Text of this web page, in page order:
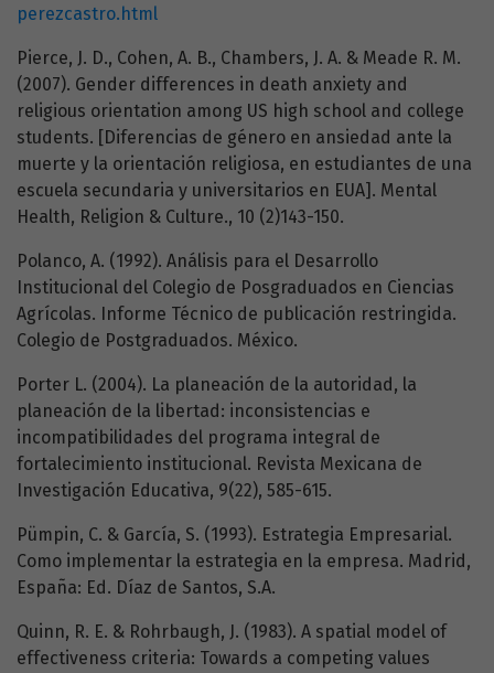
perezcastro.html
Pierce, J. D., Cohen, A. B., Chambers, J. A. & Meade R. M.
(2007). Gender differences in death anxiety and
religious orientation among US high school and college
students. [Diferencias de género en ansiedad ante la
muerte y la orientación religiosa, en estudiantes de una
escuela secundaria y universitarios en EUA]. Mental
Health, Religion & Culture., 10 (2)143-150.
Polanco, A. (1992). Análisis para el Desarrollo
Institucional del Colegio de Posgraduados en Ciencias
Agrícolas. Informe Técnico de publicación restringida.
Colegio de Postgraduados. México.
Porter L. (2004). La planeación de la autoridad, la
planeación de la libertad: inconsistencias e
incompatibilidades del programa integral de
fortalecimiento institucional. Revista Mexicana de
Investigación Educativa, 9(22), 585-615.
Pümpin, C. & García, S. (1993). Estrategia Empresarial.
Como implementar la estrategia en la empresa. Madrid,
España: Ed. Díaz de Santos, S.A.
Quinn, R. E. & Rohrbaugh, J. (1983). A spatial model of
effectiveness criteria: Towards a competing values